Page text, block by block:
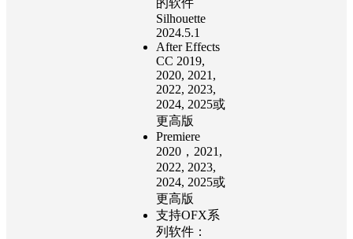
Silhouette
2024.5.1
After Effects
CC 2019,
2020, 2021,
2022, 2023,
2024, 2025或
更高版
Premiere
2020，2021,
2022, 2023,
2024, 2025或
更高版
支持OFX系
列软件：